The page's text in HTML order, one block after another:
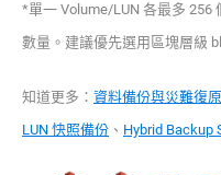
*單一 Volume/LUN 各最多 256
數量。建議優先選用區塊層級
知道更多： 資料備份與災難復原
LUN 快照備份 、 Hybrid Backup